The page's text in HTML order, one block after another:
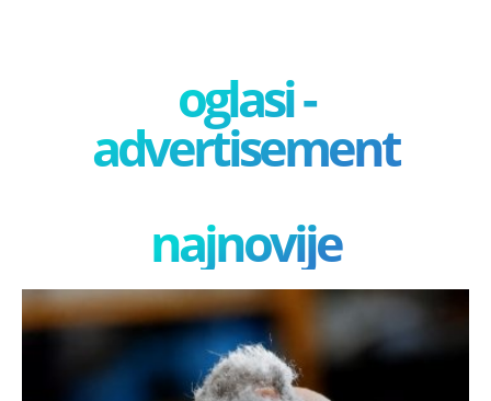
oglasi -
advertisement
najnovije